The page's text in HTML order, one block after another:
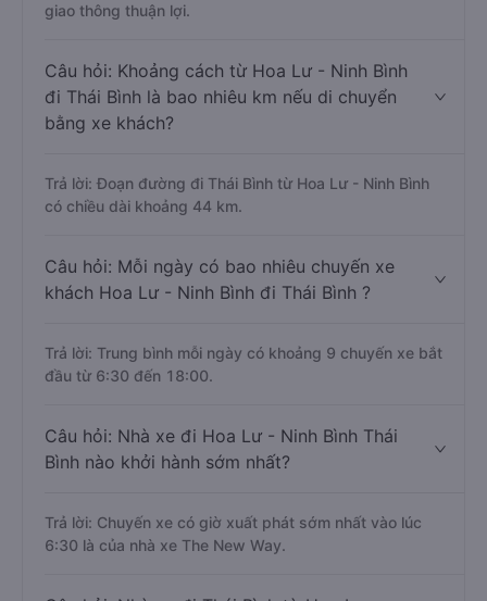
giao thông thuận lợi.
Câu hỏi: Khoảng cách từ Hoa Lư - Ninh Bình
đi Thái Bình là bao nhiêu km nếu di chuyển
bằng xe khách?
Trả lời: Đoạn đường đi Thái Bình từ Hoa Lư - Ninh Bình
có chiều dài khoảng 44 km.
Câu hỏi: Mỗi ngày có bao nhiêu chuyến xe
khách Hoa Lư - Ninh Bình đi Thái Bình ?
Trả lời: Trung bình mỗi ngày có khoảng 9 chuyến xe bắt
đầu từ 6:30 đến 18:00.
Câu hỏi: Nhà xe đi Hoa Lư - Ninh Bình Thái
Bình nào khởi hành sớm nhất?
Trả lời: Chuyến xe có giờ xuất phát sớm nhất vào lúc
6:30 là của nhà xe The New Way.